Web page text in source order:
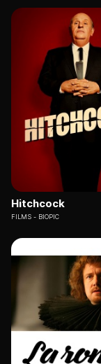
Hitchcock
FILMS BIOPIC